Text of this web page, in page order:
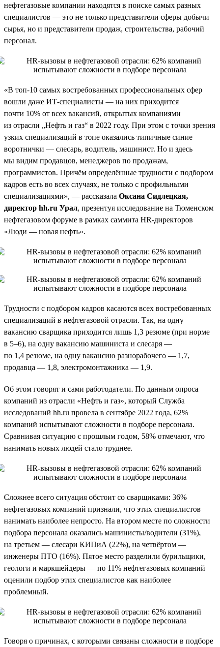
нефтегазовые компании находятся в поиске самых разных
специалистов — это не только представители сферы добычи
сырья, но и представители продаж, строительства, рабочий
персонал.
«В топ-10 самых востребованных профессиональных сфер
вошли даже ИТ-специалисты — на них приходится
почти 10% от всех вакансий, открытых компаниями
из отрасли „Нефть и газ“ в 2022 году. При этом с точки зрения
узких специализаций в топе оказались типичные синие
воротнички — слесарь, водитель, машинист. Но и здесь
мы видим продавцов, менеджеров по продажам,
программистов. Причём определённые трудности с подбором
кадров есть во всех случаях, не только с профильными
специализациями», — рассказала Оксана Сидлецкая,
директор hh.ru Урал, презентуя исследование на Тюменском
нефтегазовом форуме в рамках саммита HR-директоров
«Люди — новая нефть».
Трудности с подбором кадров касаются всех востребованных
специализаций в нефтегазовой отрасли. Так, на одну
вакансию сварщика приходится лишь 1,3 резюме (при норме
в 5–6), на одну вакансию машиниста и слесаря —
по 1,4 резюме, на одну вакансию разнорабочего — 1,7,
продавца — 1,8, электромонтажника — 1,9.
Об этом говорят и сами работодатели. По данным опроса
компаний из отрасли «Нефть и газ», который Служба
исследований hh.ru провела в сентябре 2022 года, 62%
компаний испытывают сложности в подборе персонала.
Сравнивая ситуацию с прошлым годом, 58% отмечают, что
нанимать новых людей стало труднее.
Сложнее всего ситуация обстоит со сварщиками: 36%
нефтегазовых компаний признали, что этих специалистов
нанимать наиболее непросто. На втором месте по сложности
подбора персонала оказались машинисты/водители (31%),
на третьем — слесари КИПиА (22%), на четвёртом —
инженеры ПТО (16%). Пятое место разделили бурильщики,
геологи и маркшейдеры — по 11% нефтегазовых компаний
оценили подбор этих специалистов как наиболее
проблемный.
Говоря о причинах, с которыми связаны сложности в подборе